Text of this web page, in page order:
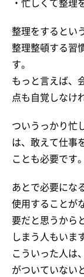
整理をするとい
整理整頓する習
す。
もっと言えば、
点も自覚しなけ
ついうっかり忙
は、敢えて仕事
ことも必要です。
あとで必要にな
使用することが
要だと思うから
しまう人もいま
こういった人は
がついていない